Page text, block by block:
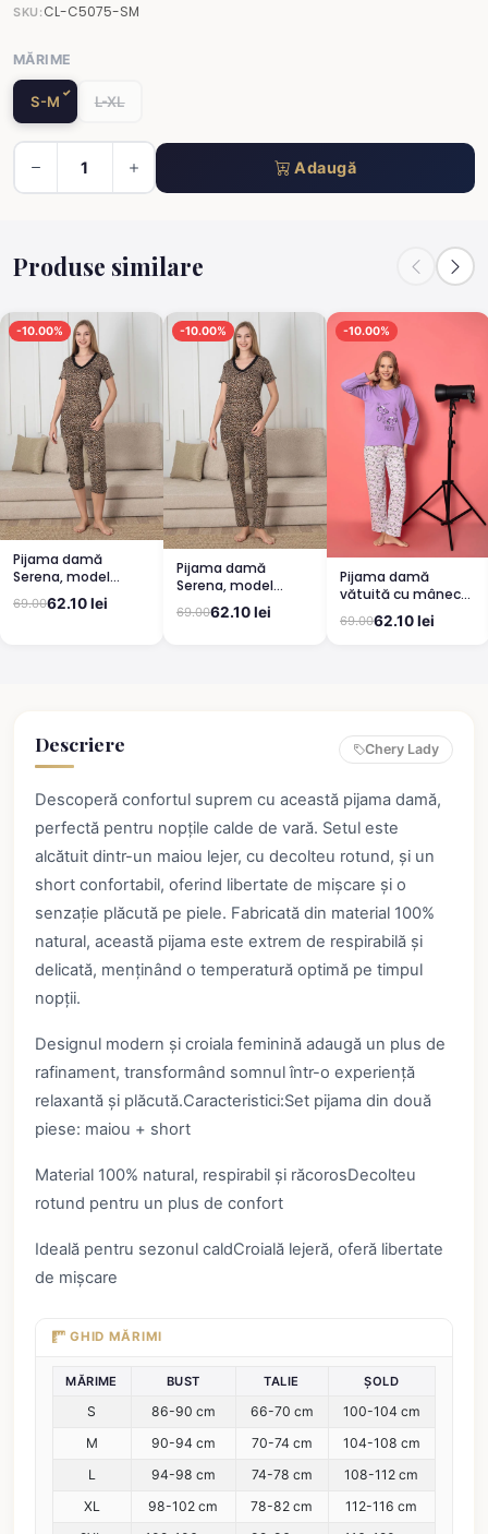
SKU: CL-C5075-SM
MĂRIME
S-M L-XL
Adaugă
Produse similare
-10.00%
Pijama damă
Serena, model
leopard, mânecă
scurtă, pantaloni
69.0062.10 lei
-10.00%
Pijama damă
Serena, model
leopard, mânecă
scurtă, pantaloni
69.0062.10 lei
-10.00%
Pijama damă
vătuită cu mânecă
lungă și pantaloni
lungi din bumbac,
69.0062.10 lei
Descriere Chery Lady
Descoperă confortul suprem cu această pijama damă,
perfectă pentru nopțile calde de vară. Setul este
alcătuit dintr-un maiou lejer, cu decolteu rotund, și un
short confortabil, oferind libertate de mișcare și o
senzație plăcută pe piele. Fabricată din material 100%
natural, această pijama este extrem de respirabilă și
delicată, menținând o temperatură optimă pe timpul
nopții.
Designul modern și croiala feminină adaugă un plus de
rafinament, transformând somnul într-o experiență
relaxantă și plăcută.Caracteristici:Set pijama din două
piese: maiou + short
Material 100% natural, respirabil și răcorosDecolteu
rotund pentru un plus de confort
Ideală pentru sezonul caldCroială lejeră, oferă libertate
de mișcare
GHID MĂRIMI
MĂRIME BUST TALIE ȘOLD
S 86-90 cm 66-70 cm
100-104 cm
M
90-94 cm 70-74 cm
104-108 cm
L
94-98 cm 74-78 cm
108-112 cm
XL
98-102 cm 78-82 cm
112-116 cm